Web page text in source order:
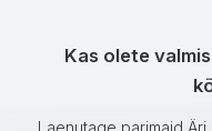
Kas olete